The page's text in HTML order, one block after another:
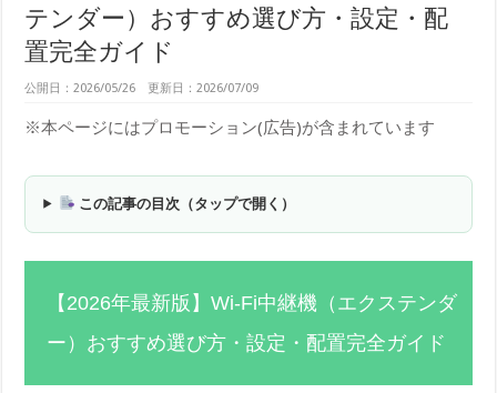
テンダー）おすすめ選び方・設定・配
置完全ガイド
公開日：2026/05/26 更新日：2026/07/09
※本ページにはプロモーション(広告)が含まれています
この記事の目次（タップで開く）
【2026年最新版】Wi-Fi中継機（エクステンダ
ー）おすすめ選び方・設定・配置完全ガイド